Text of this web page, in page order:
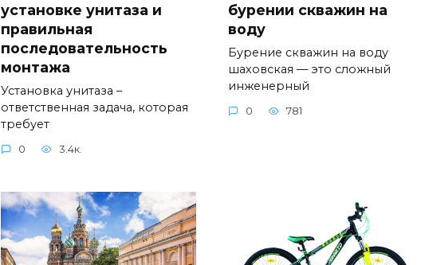
установке унитаза и
правильная
последовательность
монтажа
Установка унитаза –
ответственная задача, которая
требует
0 3.4к.
бурении скважин на
воду
Бурение скважин на воду
шаховская — это сложный
инженерный
0 781